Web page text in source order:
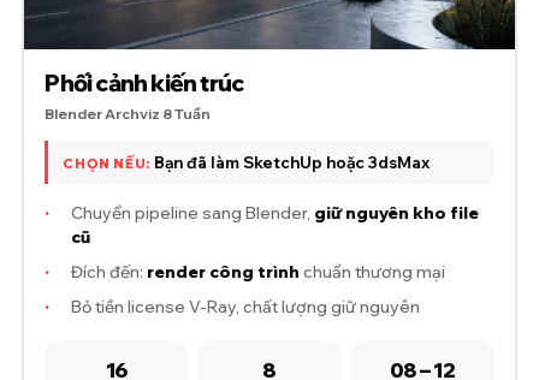
Phối cảnh kiến trúc
Blender Archviz 8 Tuần
CHỌN NẾU: Bạn đã làm SketchUp hoặc 3dsMax
· Chuyển pipeline sang Blender, giữ nguyên kho file
cũ
·
Đích đến: render công trình chuẩn thương mại
·
Bỏ tiền license V-Ray, chất lượng giữ nguyên
16 8 08 – 12